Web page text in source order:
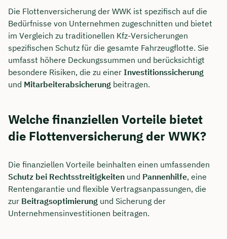
Die Flottenversicherung der WWK ist spezifisch auf die
Bedürfnisse von Unternehmen zugeschnitten und bietet
im Vergleich zu traditionellen Kfz-Versicherungen
spezifischen Schutz für die gesamte Fahrzeugflotte. Sie
umfasst höhere Deckungssummen und berücksichtigt
besondere Risiken, die zu einer Investitionssicherung
und Mitarbeiterabsicherung beitragen.
Welche finanziellen Vorteile bietet
die Flottenversicherung der WWK?
Die finanziellen Vorteile beinhalten einen umfassenden
Schutz bei Rechtsstreitigkeiten und Pannenhilfe, eine
Rentengarantie und flexible Vertragsanpassungen, die
zur Beitragsoptimierung und Sicherung der
Unternehmensinvestitionen beitragen.